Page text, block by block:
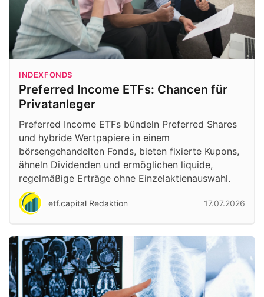
INDEXFONDS
Preferred Income ETFs: Chancen für
Privatanleger
Preferred Income ETFs bündeln Preferred Shares
und hybride Wertpapiere in einem
börsengehandelten Fonds, bieten fixierte Kupons,
ähneln Dividenden und ermöglichen liquide,
regelmäßige Erträge ohne Einzelaktienauswahl.
etf.capital Redaktion 17.07.2026